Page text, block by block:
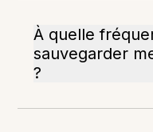
À quelle
sauvegarder
?